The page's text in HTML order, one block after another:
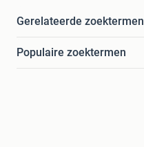
Gerelateerde zoektermen
Populaire zoektermen